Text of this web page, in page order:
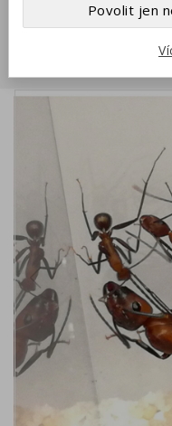
Povolit jen